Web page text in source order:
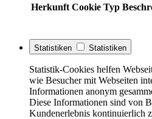
Herkunft Cookie Typ
Statistiken Statistiken
Statistik-Cookies helfen
wie Besucher mit Webseiten
Informationen anonym
Diese Informationen sind von
Kundenerlebnis kontinuierlich